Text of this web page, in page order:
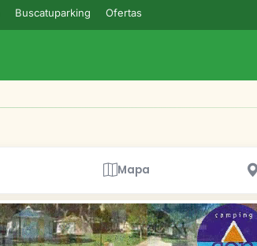
Buscatuparking Ofertas
Mapa